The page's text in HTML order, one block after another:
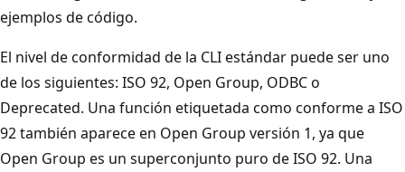
ejemplos de código.
El nivel de conformidad de la CLI estándar puede ser uno
de los siguientes: ISO 92, Open Group, ODBC o
Deprecated. Una función etiquetada como conforme a ISO
92 también aparece en Open Group versión 1, ya que
Open Group es un superconjunto puro de ISO 92. Una